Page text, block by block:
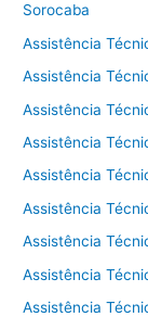
Sorocaba
Assistência
Assistência
Assistência
Assistência
Assistência
Assistência
Assistência
Assistência
Assistência